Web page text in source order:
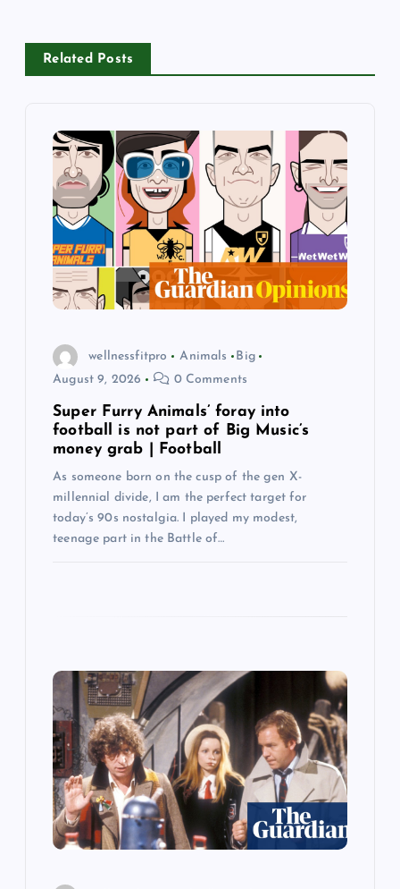
v
Related Posts
wellnessfitpro Animals
Big
August 9, 2026
0 Comments
Super Furry Animals’ foray into
football is not part of Big Music’s
money grab | Football
As someone born on the cusp of the gen X-
millennial divide, I am the perfect target for
today’s 90s nostalgia. I played my modest,
teenage part in the Battle of…